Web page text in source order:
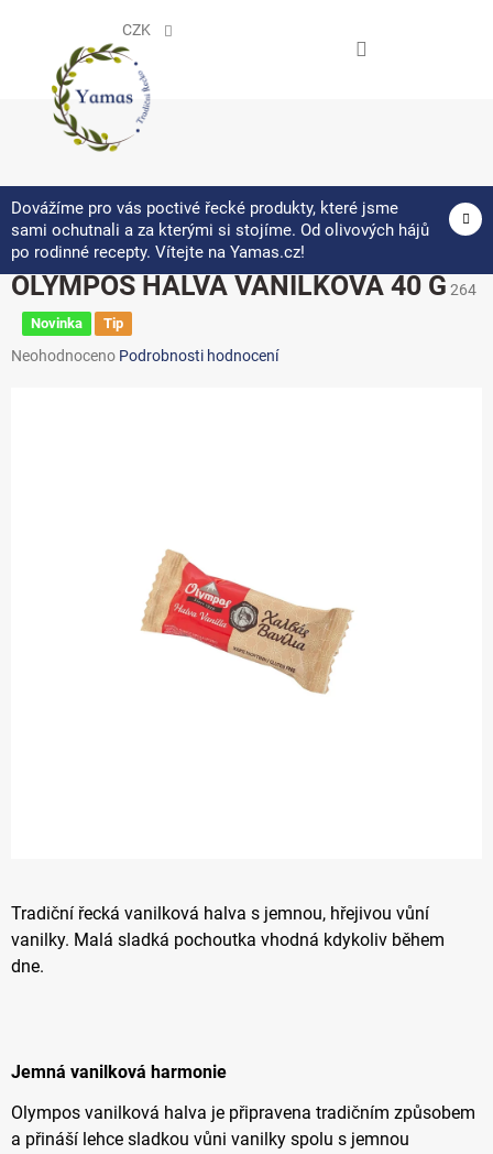
CZK
Dovážíme pro vás poctivé řecké produkty, které jsme
sami ochutnali a za kterými si stojíme. Od olivových hájů
po rodinné recepty. Vítejte na Yamas.cz!
OLYMPOS HALVA VANILKOVÁ 40 G 264
Novinka Tip
Průměrné
Neohodnoceno Podrobnosti hodnocení
Tradiční řecká vanilková halva s jemnou, hřejivou vůní
vanilky. Malá sladká pochoutka vhodná kdykoliv během
dne.
Jemná vanilková harmonie
Olympos vanilková halva je připravena tradičním způsobem
a přináší lehce sladkou vůni vanilky spolu s jemnou